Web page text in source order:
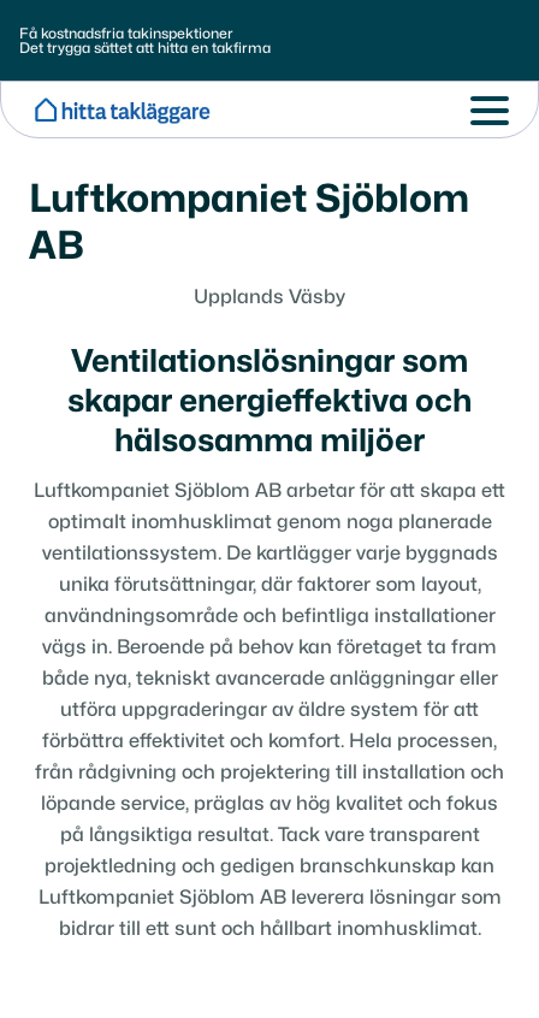
Få kostnadsfria takinspektioner
Det trygga sättet att hitta en takfirma
Luftkompaniet Sjöblom
AB
Upplands Väsby
Ventilationslösningar som
skapar energieffektiva och
hälsosamma miljöer
Luftkompaniet Sjöblom AB arbetar för att skapa ett
optimalt inomhusklimat genom noga planerade
ventilationssystem. De kartlägger varje byggnads
unika förutsättningar, där faktorer som layout,
användningsområde och befintliga installationer
vägs in. Beroende på behov kan företaget ta fram
både nya, tekniskt avancerade anläggningar eller
utföra uppgraderingar av äldre system för att
förbättra effektivitet och komfort. Hela processen,
från rådgivning och projektering till installation och
löpande service, präglas av hög kvalitet och fokus
på långsiktiga resultat. Tack vare transparent
projektledning och gedigen branschkunskap kan
Luftkompaniet Sjöblom AB leverera lösningar som
bidrar till ett sunt och hållbart inomhusklimat.